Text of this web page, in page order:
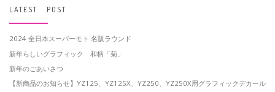
LATEST POST
2024 全日本スーパーモト 名阪ラウンド
新年らしいグラフィック 和柄「菊」
新年のごあいさつ
【新商品のお知らせ】YZ125、YZ125X、YZ250、YZ250X用グラフィックデカール